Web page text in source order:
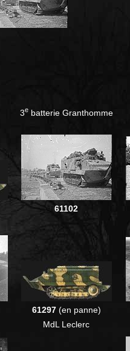
3ebatterie Granthomme
61102
61297 (en panne)
MdL Leclerc